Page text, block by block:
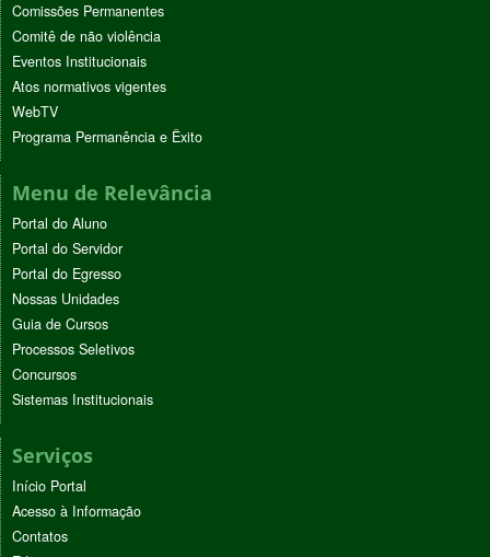
Comissões Permanentes
Comitê de não violência
Eventos Institucionais
Atos normativos vigentes
WebTV
Programa Permanência e Êxito
Menu de Relevância
Portal do Aluno
Portal do Servidor
Portal do Egresso
Nossas Unidades
Guia de Cursos
Processos Seletivos
Concursos
Sistemas Institucionais
Serviços
Início Portal
Acesso à Informação
Contatos